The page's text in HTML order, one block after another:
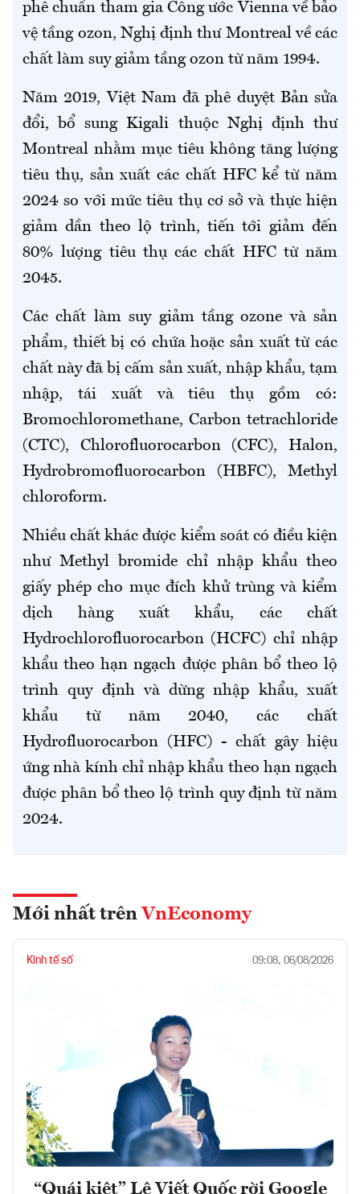
phê chuẩn tham gia Công ước Vienna về bảo
vệ tầng ozon, Nghị định thư Montreal về các
chất làm suy giảm tầng ozon từ năm 1994.
Năm 2019, Việt Nam đã phê duyệt Bản sửa
đổi, bổ sung Kigali thuộc Nghị định thư
Montreal nhằm mục tiêu không tăng lượng
tiêu thụ, sản xuất các chất HFC kể từ năm
2024 so với mức tiêu thụ cơ sở và thực hiện
giảm dần theo lộ trình, tiến tới giảm đến
80% lượng tiêu thụ các chất HFC từ năm
2045.
Các chất làm suy giảm tầng ozone và sản
phẩm, thiết bị có chứa hoặc sản xuất từ các
chất này đã bị cấm sản xuất, nhập khẩu, tạm
nhập, tái xuất và tiêu thụ gồm có:
Bromochloromethane, Carbon tetrachloride
(CTC), Chlorofluorocarbon (CFC), Halon,
Hydrobromofluorocarbon (HBFC), Methyl
chloroform.
Nhiều chất khác được kiểm soát có điều kiện
như Methyl bromide chỉ nhập khẩu theo
giấy phép cho mục đích khử trùng và kiểm
dịch hàng xuất khẩu, các chất
Hydrochlorofluorocarbon (HCFC) chỉ nhập
khẩu theo hạn ngạch được phân bổ theo lộ
trình quy định và dừng nhập khẩu, xuất
khẩu từ năm 2040, các chất
Hydrofluorocarbon (HFC) - chất gây hiệu
ứng nhà kính chỉ nhập khẩu theo hạn ngạch
được phân bổ theo lộ trình quy định từ năm
2024.
Mới nhất trên VnEconomy
Kinh tế số 09:08, 06/08/2026
“Quái kiệt” Lê Viết Quốc rời Google